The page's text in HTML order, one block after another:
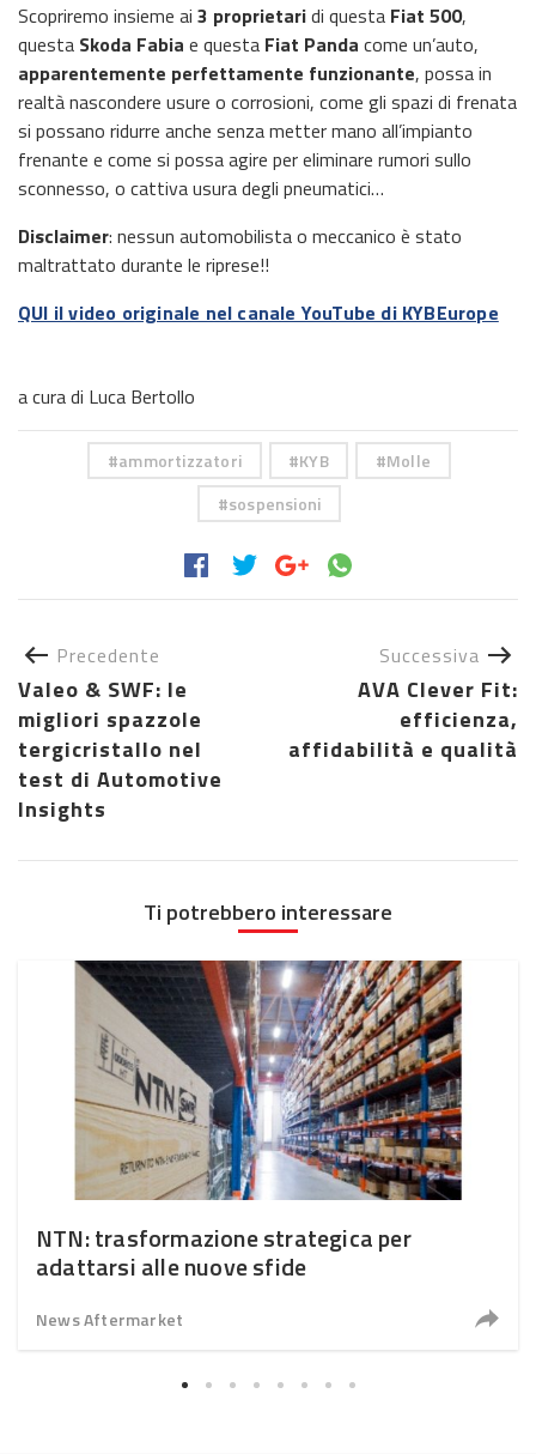
Scopriremo insieme ai 3 proprietaridi questa Fiat 500,
questa Skoda Fabia e questa Fiat Panda come un’auto,
apparentemente perfettamente funzionante, possa in
realtà nascondere usure o corrosioni, come gli spazi di frenata
si possano ridurre anche senza metter mano all’impianto
frenante e come si possa agire per eliminare rumori sullo
sconnesso, o cattiva usura degli pneumatici…
Disclaimer: nessun automobilista o meccanico è stato
maltrattato durante le riprese!!
QUI il video originale nel canale YouTube di KYBEurope
a cura di Luca Bertollo
ammortizzatori KYB
Molle
sospensioni
Precedente
Valeo & SWF: le
migliori spazzole
tergicristallo nel
test di Automotive
Insights
Successiva
AVA Clever Fit:
efficienza,
affidabilità e qualità
Ti potrebbero interessare
NTN: trasformazione strategica per
adattarsi alle nuove sfide
News Aftermarket